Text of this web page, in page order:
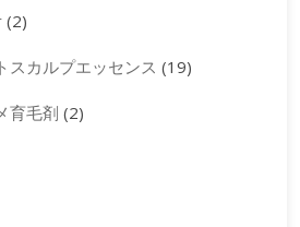
(2)
スカルプエッセンス (19)
育毛剤 (2)